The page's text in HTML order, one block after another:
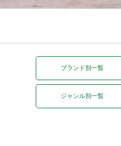
ブランド別一覧
ジャンル別一覧